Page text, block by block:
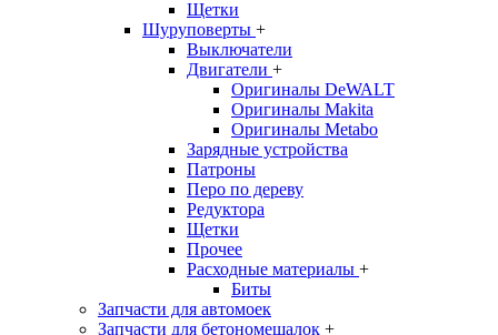
Щетки
Шуруповерты +
Выключатели
Двигатели +
Оригиналы DeWALT
Оригиналы Makita
Оригиналы Metabo
Зарядные устройства
Патроны
Перо по дереву
Редуктора
Щетки
Прочее
Расходные материалы +
Биты
Запчасти для автомоек
Запчасти для бетономешалок +